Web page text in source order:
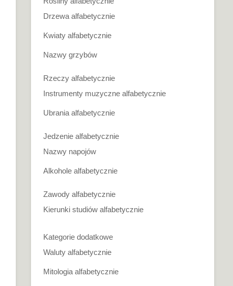
Drzewa alfabetycznie
Kwiaty alfabetycznie
Nazwy grzybów
Rzeczy alfabetycznie
Instrumenty muzyczne alfabetycznie
Ubrania alfabetycznie
Jedzenie alfabetycznie
Nazwy napojów
Alkohole alfabetycznie
Zawody alfabetycznie
Kierunki studiów alfabetycznie
Kategorie dodatkowe
Waluty alfabetycznie
Mitologia alfabetycznie